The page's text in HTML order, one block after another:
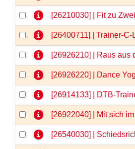
[26210030] | Fit zu
[26400711] | Trainer-
[26926210] | Raus
[26926220] | Dance
[26914133] | DTB-
[26922040] | Mit sich
[26540030] |